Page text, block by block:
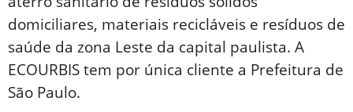
domiciliares, materiais recicláveis e resíduos de
saúde da zona Leste da capital paulista. A
ECOURBIS tem por única cliente a Prefeitura de
São Paulo.